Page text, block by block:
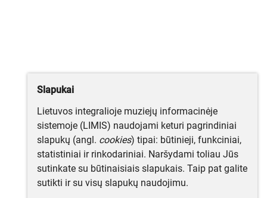
Slapukai
Lietuvos integralioje muziejų informacinėje
sistemoje (LIMIS) naudojami keturi pagrindiniai
slapukų (angl. cookies) tipai: būtinieji, funkciniai,
statistiniai ir rinkodariniai. Naršydami toliau Jūs
sutinkate su būtinaisiais slapukais. Taip pat galite
sutikti ir su visų slapukų naudojimu.